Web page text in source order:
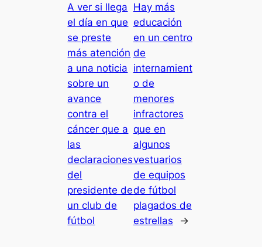
A ver si llega
el día en que
se preste
más atención
a una noticia
sobre un
avance
contra el
cáncer que a
las
declaraciones
del
presidente de
un club de
fútbol
Hay más
educación
en un centro
de
internamient
o de
menores
infractores
que en
algunos
vestuarios
de equipos
de fútbol
plagados de
estrellas
→